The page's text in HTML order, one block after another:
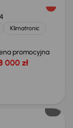
Klimatronic
promocyjna
000 zł